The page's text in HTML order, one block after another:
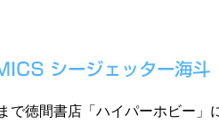
で徳間書店「ハイパーホビー」